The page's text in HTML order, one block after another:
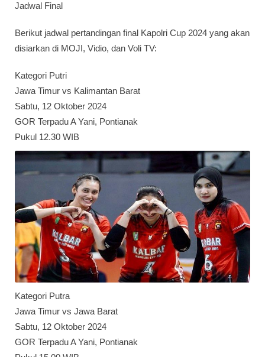
Jadwal Final
Berikut jadwal pertandingan final Kapolri Cup 2024 yang akan
disiarkan di MOJI, Vidio, dan Voli TV:
Kategori Putri
Jawa Timur vs Kalimantan Barat
Sabtu, 12 Oktober 2024
GOR Terpadu A Yani, Pontianak
Pukul 12.30 WIB
Kategori Putra
Jawa Timur vs Jawa Barat
Sabtu, 12 Oktober 2024
GOR Terpadu A Yani, Pontianak